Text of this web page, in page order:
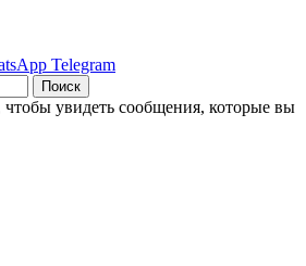
Telegram
Поиск
чтобы увидеть сообщения, которые вы